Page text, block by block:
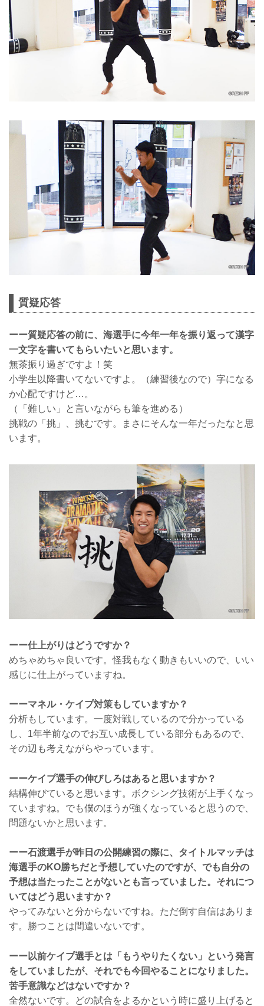
質疑応答
ーー質疑応答の前に、海選手に今年一年を振り返って漢字
一文字を書いてもらいたいと思います。
無茶振り過ぎですよ！笑
小学生以降書いてないですよ。（練習後なので）字になる
か心配ですけど…。
（「難しい」と言いながらも筆を進める）
挑戦の「挑」、挑むです。まさにそんな一年だったなと思
います。
ーー仕上がりはどうですか？
めちゃめちゃ良いです。怪我もなく動きもいいので、いい
感じに仕上がっていますね。
ーーマネル・ケイプ対策もしていますか？
分析もしています。一度対戦しているので分かっている
し、1年半前なのでお互い成長している部分もあるので、
その辺も考えながらやっています。
ーーケイプ選手の伸びしろはあると思いますか？
結構伸びていると思います。ボクシング技術が上手くなっ
ていますね。でも僕のほうが強くなっていると思うので、
問題ないかと思います。
ーー石渡選手が昨日の公開練習の際に、タイトルマッチは
海選手のKO勝ちだと予想していたのですが、でも自分の
予想は当たったことがないとも言っていました。それにつ
いてはどう思いますか？
やってみないと分からないですね。ただ倒す自信はありま
す。勝つことは間違いないです。
ーー以前ケイプ選手とは「もうやりたくない」という発言
をしていましたが、それでも今回やることになりました。
苦手意識などはないですか？
全然ないです。どの試合をよるかという時に盛り上げると